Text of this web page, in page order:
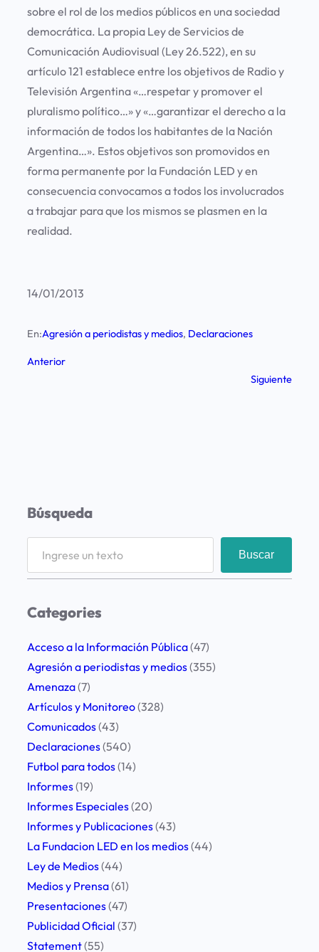
sobre el rol de los medios públicos en una sociedad
democrática. La propia Ley de Servicios de
Comunicación Audiovisual (Ley 26.522), en su
artículo 121 establece entre los objetivos de Radio y
Televisión Argentina «…respetar y promover el
pluralismo político…» y «…garantizar el derecho a la
información de todos los habitantes de la Nación
Argentina…». Estos objetivos son promovidos en
forma permanente por la Fundación LED y en
consecuencia convocamos a todos los involucrados
a trabajar para que los mismos se plasmen en la
realidad.
14/01/2013
En:Agresión a periodistas y medios, Declaraciones
Anterior
Siguiente
Búsqueda
r
h
Buscar
Categories
Acceso a la Información Pública(47)
Agresión a periodistas y medios(355)
Amenaza(7)
Artículos y Monitoreo(328)
Comunicados(43)
Declaraciones(540)
Futbol para todos(14)
Informes(19)
Informes Especiales(20)
Informes y Publicaciones(43)
La Fundacion LED en los medios(44)
Ley de Medios(44)
Medios y Prensa(61)
Presentaciones(47)
Publicidad Oficial (37)
Statement(55)